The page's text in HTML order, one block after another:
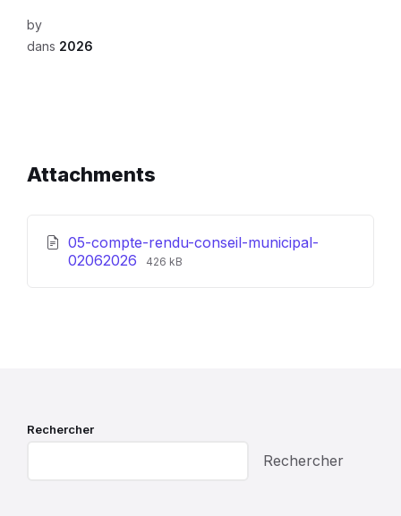
by
dans 2026
Attachments
05-compte-rendu-conseil-municipal-
02062026 File
File
426 kB
Rechercher
Rechercher